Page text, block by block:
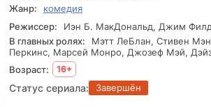
Жанр:
комедия
Режиссер:
Иэн Б. МакДональд, Джим
В главных ролях:
Мэтт ЛеБлан, Стивен
Перкинс, Марсей Монро, Джозеф Мэй,
Возраст:
16+
Статус сериала: Завершён